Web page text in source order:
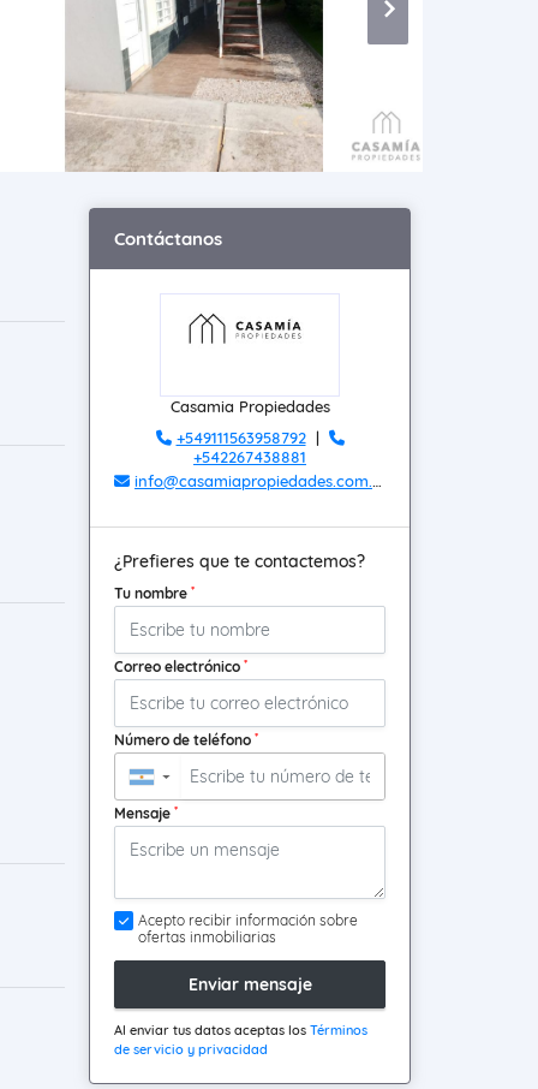
Contáctanos
Casamia Propiedades
+549111563958792|
+542267438881
info@casamiapropiedades.com.ar
¿Prefieres que te contactemos?
Tu nombre *
Correo electrónico *
Número de teléfono *
▼
Mensaje *
Acepto recibir información sobre
ofertas inmobiliarias
Enviar mensaje
Al enviar tus datos aceptas los Términos
de servicio y privacidad